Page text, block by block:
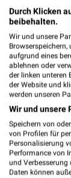
Durch Klicken
beibehalten.
Wir und unsere
aufgrund eines
ablehnen oder
der linken unteren
der Website und
werden unseren
Wir und unsere
Speichern von
von Profilen für
Personalisierung
Performance von
und Verbesserung
Daten können